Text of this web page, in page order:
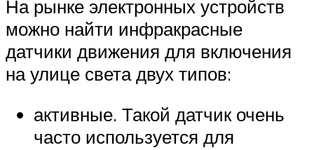
На рынке электронных устройств
можно найти инфракрасные
датчики движения для включения
на улице света двух типов:
активные. Такой датчик очень
часто используется для